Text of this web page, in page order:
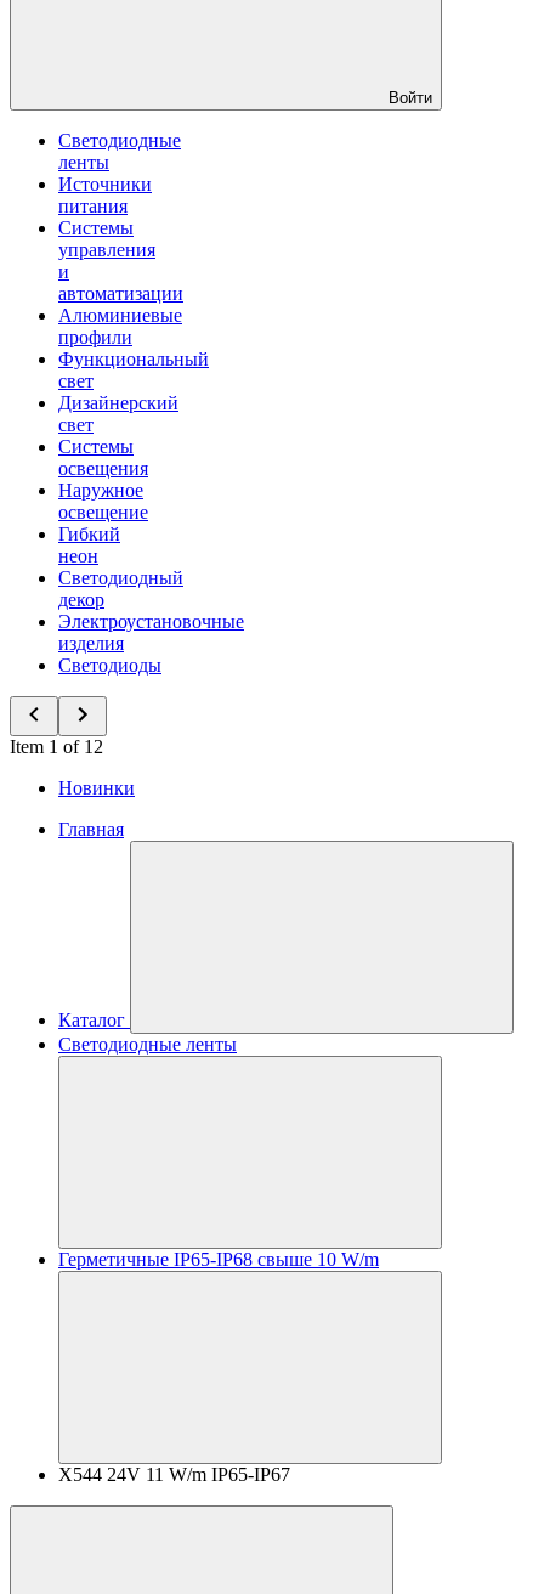
Войти
Светодиодные
ленты
Источники
питания
Системы
управления
и
автоматизации
Алюминиевые
профили
Функциональный
свет
Дизайнерский
свет
Системы
освещения
Наружное
освещение
Гибкий
неон
Светодиодный
декор
Электроустановочные
изделия
Светодиоды
Item 1 of 12
Новинки
Главная
Каталог
Светодиодные ленты
Герметичные IP65-IP68 свыше 10 W/m
X544 24V 11 W/m IP65-IP67